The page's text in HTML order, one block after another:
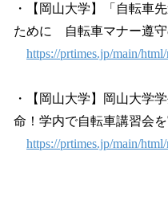
・【岡山大学】「自転車
ために 自転車マナー遵守
https://prtimes.jp/main/
・【岡山大学】岡山大学
命！学内で自転車講習会
https://prtimes.jp/main/